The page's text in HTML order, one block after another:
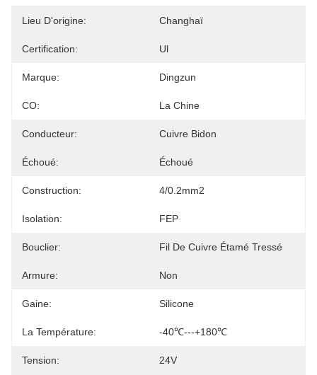
Lieu D'origine: Changhaï
Certification: Ul
Marque: Dingzun
CO: La Chine
Conducteur: Cuivre Bidon
Échoué: Échoué
Construction: 4/0.2mm2
Isolation: FEP
Bouclier: Fil De Cuivre Étamé Tressé
Armure: Non
Gaine: Silicone
La Température: -40℃---+180℃
Tension: 24V